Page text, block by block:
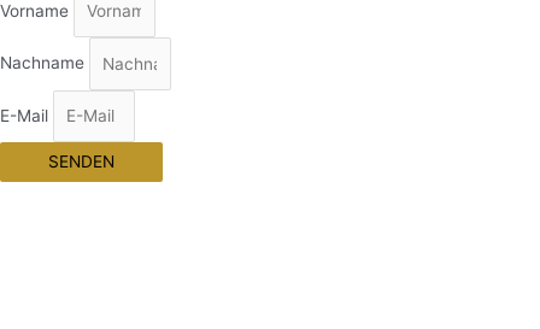
Vorname
Nachname
E-Mail
SENDEN